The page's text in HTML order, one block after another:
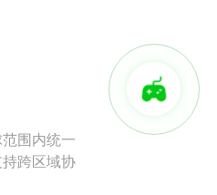
围内统一
跨区域协